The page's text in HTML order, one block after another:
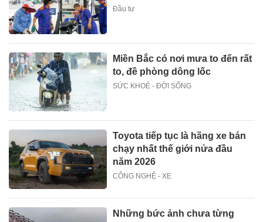
Đầu tư
Miền Bắc có nơi mưa to đến rất
to, đề phòng dông lốc
SỨC KHOẺ - ĐỜI SỐNG
Toyota tiếp tục là hãng xe bán
chạy nhất thế giới nửa đầu
năm 2026
CÔNG NGHỆ - XE
Những bức ảnh chưa từng